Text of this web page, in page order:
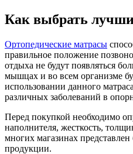
Как выбрать
Ортопедические матрасы
правильное положение
отдыха не будут появляться
мышцах и во всем организме
использовании данного
различных заболеваний в
Перед покупкой необходимо
наполнителя, жесткость,
многих магазинах
продукции.